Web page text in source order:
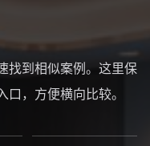
找到相似案例。这里保
，方便横向比较。